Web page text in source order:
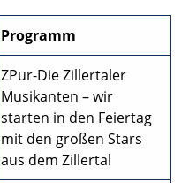
Programm
ZPur-Die Zillertaler
Musikanten – wir
starten in den Feiertag
mit den großen Stars
aus dem Zillertal